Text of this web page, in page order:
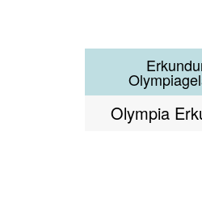
Eine
durch